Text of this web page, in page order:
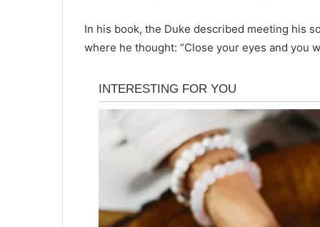
In his book, the Duke described meeting his
where he thought: “Close your eyes and you